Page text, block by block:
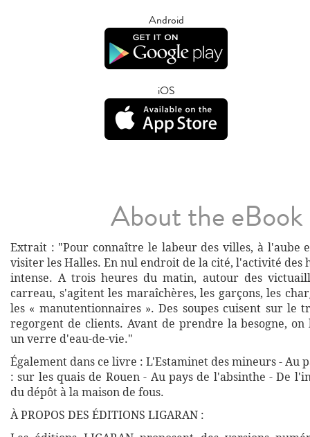
Android
iOS
About the eBook
Extrait : "Pour connaître le labeur des villes, à l'aube
visiter les Halles. En nul endroit de la cité, l'activité des
intense. A trois heures du matin, autour des
carreau, s'agitent les maraîchères, les garçons, les
les « manutentionnaires ». Des soupes cuisent sur le
regorgent de clients. Avant de prendre la besogne,
un verre d'eau-de-vie."
Également dans ce livre : L'Estaminet des mineurs - Au
: sur les quais de Rouen - Au pays de l'absinthe - De
du dépôt à la maison de fous.
À PROPOS DES ÉDITIONS LIGARAN :